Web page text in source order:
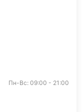
Пн-Вс: 09:00 - 21:00